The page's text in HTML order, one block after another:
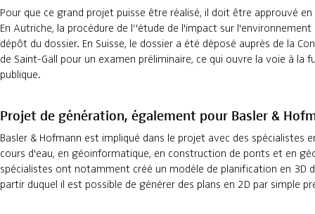
Pour que ce grand projet puisse être réalisé, il doit être approuvé
En Autriche, la procédure de l’'étude de l'impact sur l'environnement
dépôt du dossier. En Suisse, le dossier a été déposé auprès de la
de Saint-Gall pour un examen préliminaire, ce qui ouvre la voie à la
publique.
Projet de génération, également pour Basler &
Basler & Hofmann est impliqué dans le projet avec des spécialistes
cours d'eau, en géoinformatique, en construction de ponts et en
spécialistes ont notamment créé un modèle de planification en 3D
partir duquel il est possible de générer des plans en 2D par simple